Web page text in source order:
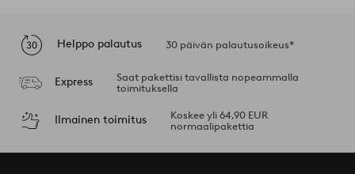
Helppo palautus 30 päivän palautusoikeus*
Express
Saat pakettisi tavallista nopeammalla
toimituksella
Ilmainen toimitus
Koskee yli 64,90 EUR
normaalipakettia